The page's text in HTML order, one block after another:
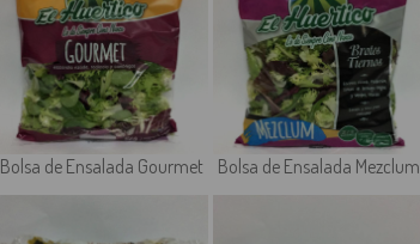
Bolsa de Ensalada Gourmet Bolsa de Ensalada Mezclum